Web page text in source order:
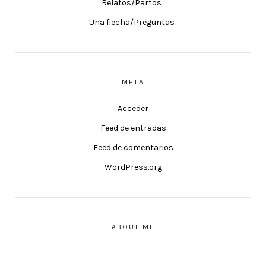
Relatos/Partos
Una flecha/Preguntas
META
Acceder
Feed de entradas
Feed de comentarios
WordPress.org
ABOUT ME